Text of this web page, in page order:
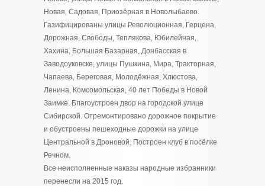
Новая, Садовая, Приозёрная в Новолыбаево.
Газифицированы улицы Революционная, Герцена,
Дорожная, Свободы, Теплякова, Юбилейная,
Хахина, Большая Базарная, Донбасская в
Заводоуковске, улицы Пушкина, Мира, Тракторная,
Чапаева, Береговая, Молодёжная, Хлюстова,
Ленина, Комсомольская, 40 лет Победы в Новой
Заимке. Благоустроен двор на городской улице
Сибирской. Отремонтировано дорожное покрытие
и обустроены пешеходные дорожки на улице
Центральной в Дроновой. Построен клуб в посёлке
Речном.
Все неисполненные наказы народные избранники
перенесли на 2015 год.